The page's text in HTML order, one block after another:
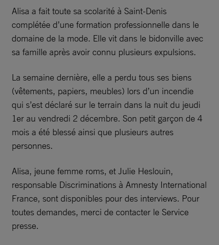
Alisa a fait toute sa scolarité à Saint-Denis
complétée d’une formation professionnelle dans le
domaine de la mode. Elle vit dans le bidonville avec
sa famille après avoir connu plusieurs expulsions.
La semaine dernière, elle a perdu tous ses biens
(vêtements, papiers, meubles) lors d’un incendie
qui s’est déclaré sur le terrain dans la nuit du jeudi
1er au vendredi 2 décembre. Son petit garçon de 4
mois a été blessé ainsi que plusieurs autres
personnes.
Alisa, jeune femme roms, et Julie Heslouin,
responsable Discriminations à Amnesty International
France, sont disponibles pour des interviews. Pour
toutes demandes, merci de contacter le Service
presse.